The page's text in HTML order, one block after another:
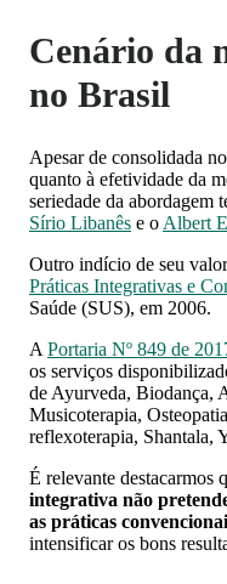
Cenário da
no Brasil
Apesar de consolidada
quanto à efetividade da
seriedade da abordagem
Sírio Libanês e o Albert
Outro indício de seu
Práticas Integrativas e
Saúde (SUS), em 2006.
A Portaria Nº 849 de
os serviços
de Ayurveda, Biodança,
Musicoterapia,
reflexoterapia, Shantala,
É relevante destacarmos
integrativa não
as práticas
intensificar os bons